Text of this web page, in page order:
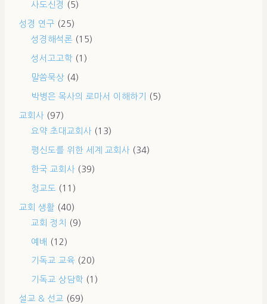
사도신경 (5)
성경 연구 (25)
성경해석론 (15)
성서고고학 (1)
말씀묵상 (4)
박병은 목사의 로마서 이해하기 (5)
교회사 (97)
요약 초대교회사 (13)
평신도를 위한 세계 교회사 (34)
한국 교회사 (39)
청교도 (11)
교회 생활 (40)
교회 정치
(9)
예배 (12)
기독교 교육 (20)
기독교 상담학 (1)
설교 & 선교 (69)